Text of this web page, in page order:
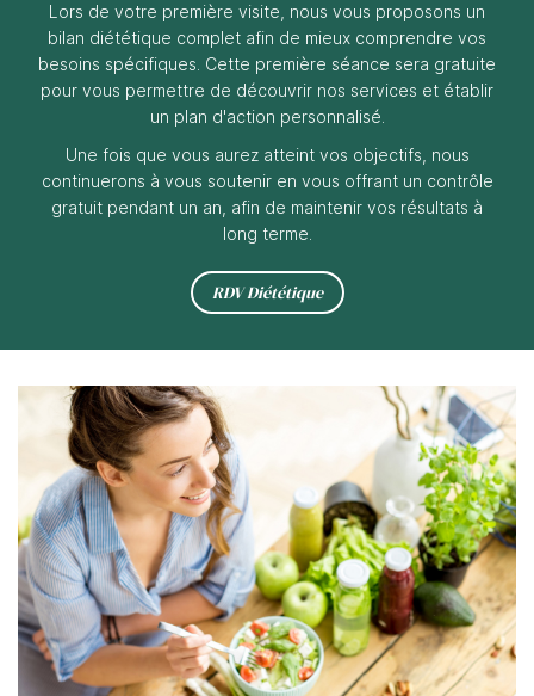
Bienvenue
Diététique
Esthétique
Une
03 86 58 69
Lors de votre première visite, nous vous proposons un
bilan diététique complet afin de mieux comprendre vos
besoins spécifiques. Cette première séance sera gratuite
pour vous permettre de découvrir nos services et établir
un plan d'action personnalisé.
Une fois que vous aurez atteint vos objectifs, nous
continuerons à vous soutenir en vous offrant un contrôle
gratuit pendant un an, afin de maintenir vos résultats à
long terme.
RDV Diététique